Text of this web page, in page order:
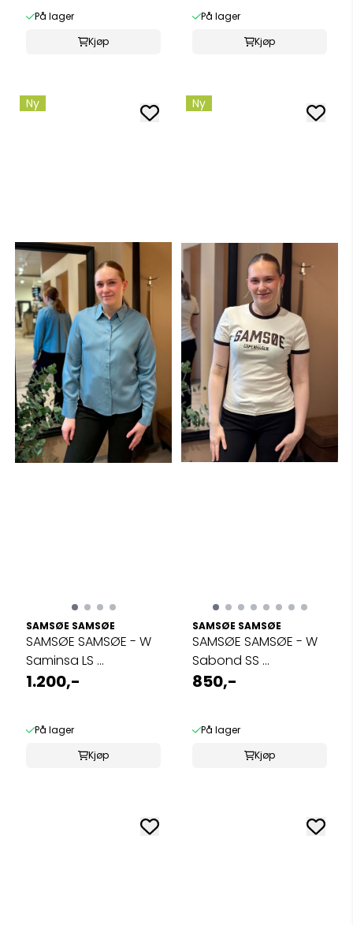
På lager
Kjøp
På lager
Kjøp
Ny
SAMSØE SAMSØE
SAMSØE SAMSØE - W
Saminsa LS ...
1.200,-
På lager
Kjøp
Ny
SAMSØE SAMSØE
SAMSØE SAMSØE - W
Sabond SS ...
850,-
På lager
Kjøp